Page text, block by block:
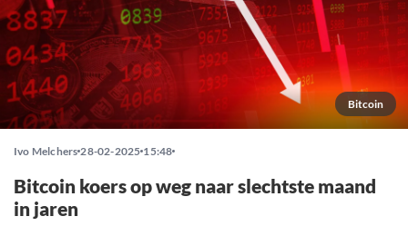
Bitcoin
Ivo Melchers 28-02-2025 15:48
Bitcoin koers op weg naar slechtste maand
in jaren